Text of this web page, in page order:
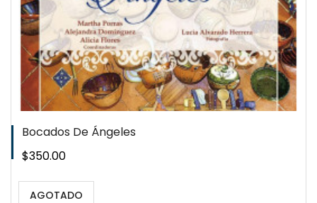
Bocados De Ángeles
Precio
$350.00
AGOTADO